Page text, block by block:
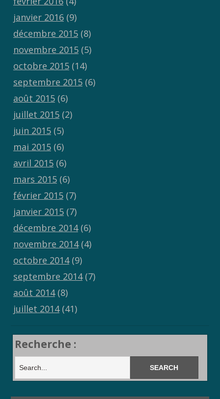
janvier 2016(9)
décembre 2015(8)
novembre 2015(5)
octobre 2015(14)
septembre 2015(6)
août 2015(6)
juillet 2015(2)
juin 2015(5)
mai 2015(6)
avril 2015(6)
mars 2015(6)
février 2015(7)
janvier 2015(7)
décembre 2014(6)
novembre 2014(4)
octobre 2014(9)
septembre 2014(7)
août 2014(8)
juillet 2014(41)
Recherche :